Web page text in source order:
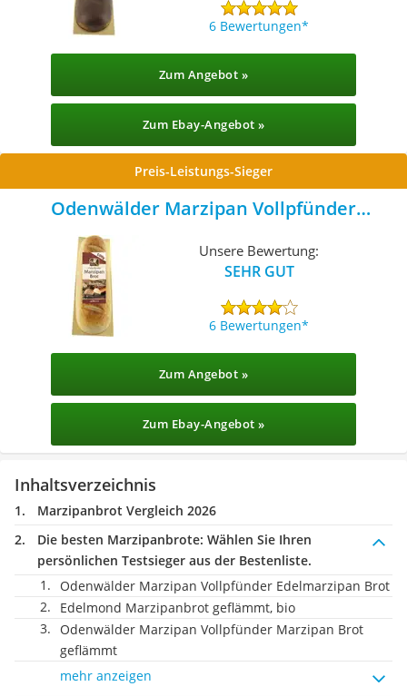
6 Bewertungen
Zum Angebot »
Zum Ebay-Angebot »
Preis-Leistungs-Sieger
Odenwälder Marzipan Vollpfünder
Marzipan Brot geflämmt
Unsere Bewertung:
SEHR GUT
6 Bewertungen
Zum Angebot »
Zum Ebay-Angebot »
Inhaltsverzeichnis
Marzipanbrot Vergleich 2026
Die besten Marzipanbrote: Wählen Sie Ihren
persönlichen Testsieger aus der Bestenliste.
Odenwälder Marzipan Vollpfünder Edelmarzipan Brot
Edelmond Marzipanbrot geflämmt, bio
Odenwälder Marzipan Vollpfünder Marzipan Brot
geflämmt
mehr anzeigen